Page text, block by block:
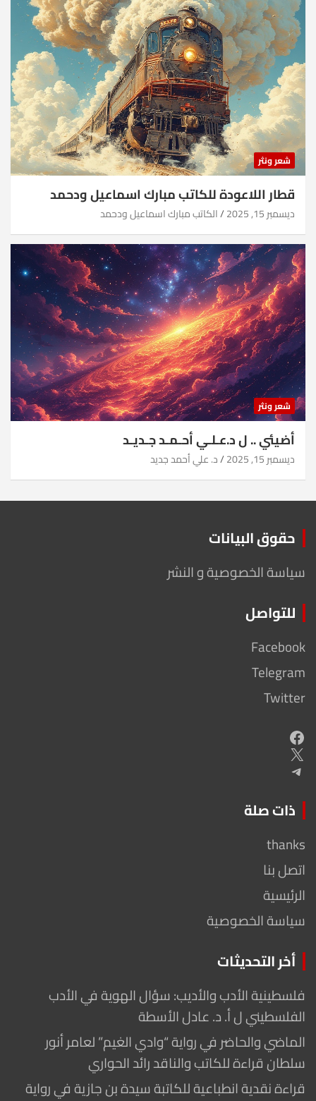
شعر ونثر
قطار اللاعودة للكاتب مبارك اسماعيل ودحمد
ديسمبر 15, 2025 الكاتب مبارك اسماعيل ودحمد
شعر ونثر
أضيئي .. ل د.عـلـي أحـمـد جـديـد
ديسمبر 15, 2025 د. علي أحمد جديد
حقوق البيانات
سياسة الخصوصية و النشر
للتواصل
Facebook
Telegram
Twitter
Facebook
X
Telegram
ذات صلة
thanks
اتصل بنا
الرئيسية
سياسة الخصوصية
أخر التحديثات
فلسطينية الأدب والأديب: سؤال الهوية في الأدب
الفلسطيني ل أ. د. عادل الأسطة
الماضي والحاضر في رواية “وادي الغيم” لعامر أنور
سلطان قراءة للكاتب والناقد رائد الحواري
قراءة نقدية انطباعية للكاتبة سيدة بن جازية في رواية